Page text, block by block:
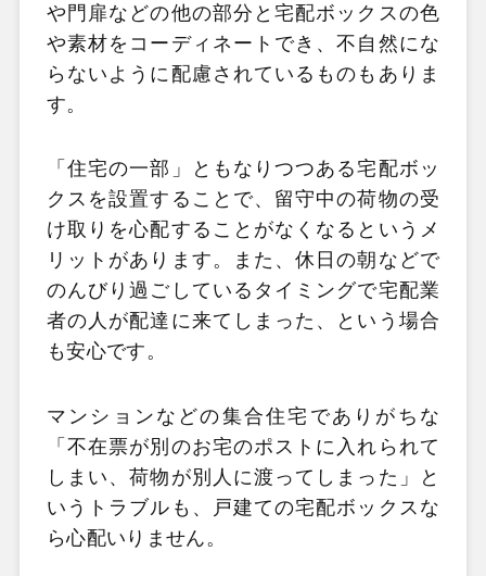
や門扉などの他の部分と宅配ボックスの色
や素材をコーディネートでき、不自然にな
らないように配慮されているものもありま
す。
「住宅の一部」ともなりつつある宅配ボッ
クスを設置することで、留守中の荷物の受
け取りを心配することがなくなるというメ
リットがあります。また、休日の朝などで
のんびり過ごしているタイミングで宅配業
者の人が配達に来てしまった、という場合
も安心です。
マンションなどの集合住宅でありがちな
「不在票が別のお宅のポストに入れられて
しまい、荷物が別人に渡ってしまった」と
いうトラブルも、戸建ての宅配ボックスな
ら心配いりません。